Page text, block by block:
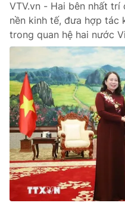
Email: toasoan@vtv.vn
Liên hệ quảng cáo:024-
® Cấm sao chép dưới mọi
VTV.vn - Hai bên nhất
nền kinh tế, đưa hợp tác
trong quan hệ hai nước